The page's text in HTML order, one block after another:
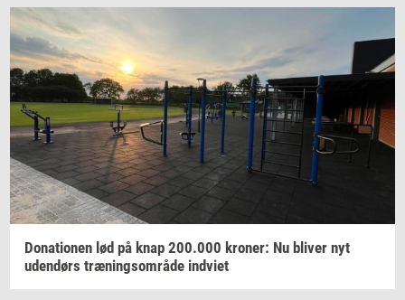
Do­na­tio­nen lød på knap 200.000 kro­ner: Nu bli­ver nyt
uden­dørs træ­nings­om­rå­de ind­vi­et